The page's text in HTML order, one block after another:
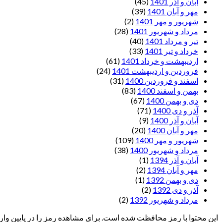
مهر و آبان 1401
(39)
شهریور و مهر 1401
(2)
مرداد و شهریور 1401
(28)
تیر و مرداد 1401
(40)
خرداد و تیر 1401
(33)
اردیبهشت و خرداد 1401
(61)
فروردین و اردیبهشت 1401
(24)
اسفند و فروردین 1400
(31)
بهمن و اسفند 1400
(83)
دی و بهمن 1400
(67)
آذر و دی 1400
(71)
آبان و آذر 1400
(9)
مهر و آبان 1400
(20)
شهریور و مهر 1400
(109)
مرداد و شهریور 1400
(38)
آبان و آذر 1394
(1)
مهر و آبان 1394
(2)
دی و بهمن 1392
(1)
آذر و دی 1392
(2)
مرداد و شهریور 1392
(2)
این محتوا با رمز محافظت شده است. برای مشاهده رمز را در پایین